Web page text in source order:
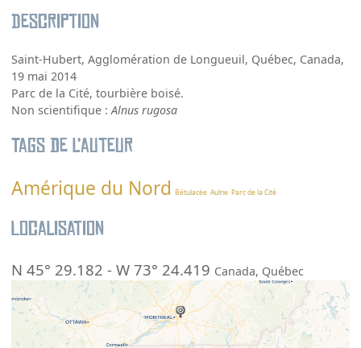
Description
Saint-Hubert, Agglomération de Longueuil, Québec, Canada,
19 mai 2014
Parc de la Cité, tourbière boisé.
Non scientifique :Alnus rugosa
Tags de l’auteur
Amérique du Nord Bétulacée Aulne Parc de la Cité
Localisation
N 45° 29.182 -W 73° 24.419 Canada, Québec